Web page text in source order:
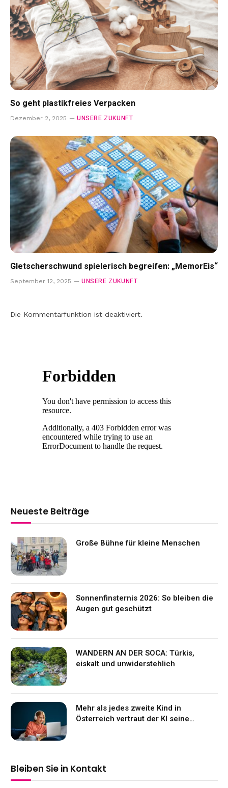
So geht plastikfreies Verpacken
Dezember 2, 2025 UNSERE ZUKUNFT
Gletscherschwund spielerisch begreifen: „MemorEis“
September 12, 2025 UNSERE ZUKUNFT
Die Kommentarfunktion ist deaktiviert.
Neueste Beiträge
Große Bühne für kleine Menschen
Sonnenfinsternis 2026: So bleiben die
Augen gut geschützt
WANDERN AN DER SOCA: Türkis,
eiskalt und unwiderstehlich
Mehr als jedes zweite Kind in
Österreich vertraut der KI seine
Bleiben Sie in Kontakt